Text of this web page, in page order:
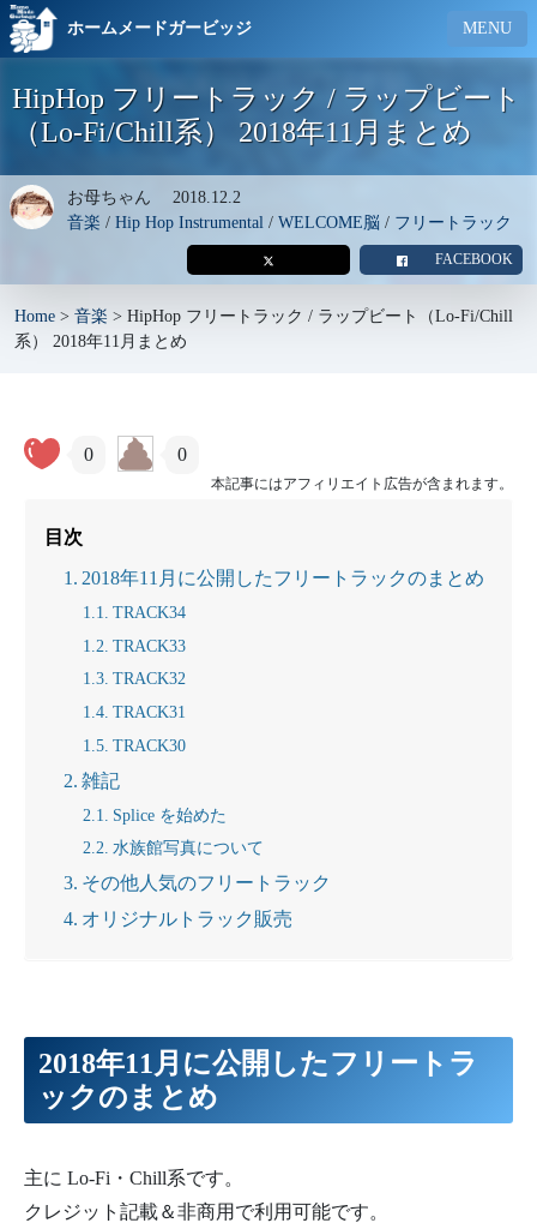
ホームメードガービッジ MENU
HipHop フリートラック / ラップビート
（Lo-Fi/Chill系） 2018年11月まとめ
お母ちゃん 2018.12.2
音楽 / Hip Hop Instrumental / WELCOME脳 / フリートラック
FACEBOOK
Home > 音楽 > HipHop フリートラック / ラップビート（Lo-Fi/Chill
系） 2018年11月まとめ
本記事にはアフィリエイト広告が含まれます。
0 0
目次
2018年11月に公開したフリートラックのまとめ
TRACK34
TRACK33
TRACK32
TRACK31
TRACK30
雑記
Splice を始めた
水族館写真について
その他人気のフリートラック
オリジナルトラック販売
2018年11月に公開したフリートラ
ックのまとめ
主に Lo-Fi・Chill系です。
クレジット記載＆非商用で利用可能です。